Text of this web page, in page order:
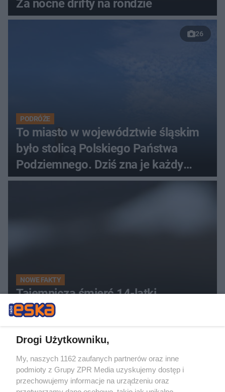
Za nocne drifty na rondzie
26
PODRÓŻE
To miasto w województwie śląskim
było stolicą Polskiego Państwa
Podziemnego. Dziś zna je każdy
pielgrzym
NOWE FAKTY
Tajemnicza śmierć 14-latki.
Dziewczynę znaleziono martwą w jej
Drogi Użytkowniku,
My, naszych 1162 zaufanych partnerów oraz inne
podmioty z Grupy ZPR Media uzyskujemy dostęp i
przechowujemy informacje na urządzeniu oraz